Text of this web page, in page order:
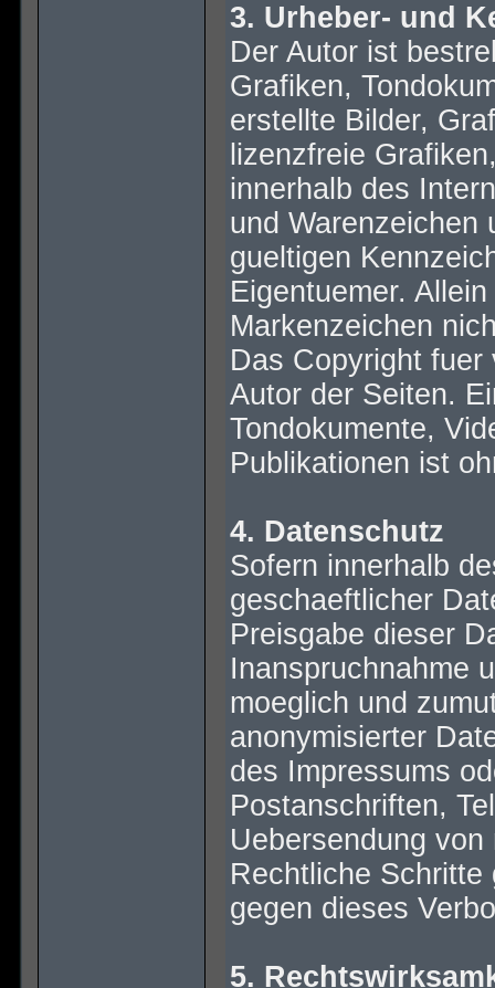
3. Urheber- und
Der Autor ist
Grafiken,
erstellte Bilder,
lizenzfreie
innerhalb des
und Warenzeichen
gueltigen
Eigentuemer.
Markenzeichen
Das Copyright
Autor der Seiten.
Tondokumente,
Publikationen ist
4. Datenschutz
Sofern innerhalb
geschaeftlicher
Preisgabe dieser
Inanspruchnahme
moeglich und
anonymisierter
des Impressums
Postanschriften,
Uebersendung
Rechtliche Schritte
gegen dieses
5.